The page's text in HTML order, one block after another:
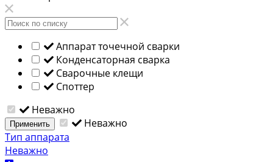
Аппарат точечной сварки
Конденсаторная сварка
Сварочные клещи
Споттер
Неважно
Применить
Неважно
Тип аппарата
Неважно